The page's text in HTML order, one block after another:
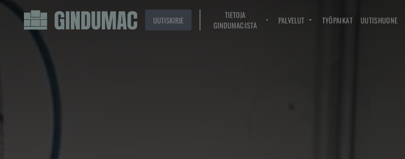
UUTISKIRJE
TIETOJA
GINDUMAC:ISTA
PALVELUT TYÖPAIKAT UUTISHUONE